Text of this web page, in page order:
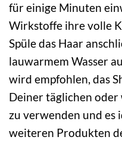
für einige Minuten
Wirkstoffe ihre volle
Spüle das Haar
lauwarmem Wasser
wird empfohlen, das
Deiner täglichen
zu verwenden und es
weiteren Produkten